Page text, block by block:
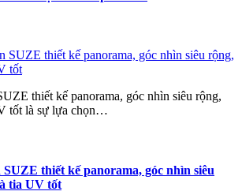
thiết kế panorama, góc nhìn siêu rộng,
tốt là sự lựa chọn…
thiết kế panorama, góc nhìn siêu
tia UV tốt